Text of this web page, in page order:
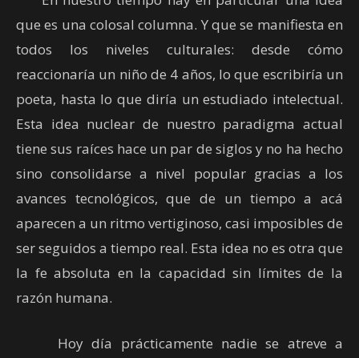
que es una colosal columna. Y que se manifiesta en
todos los niveles culturales: desde cómo
reaccionaría un niño de 4 años, lo que escribiría un
poeta, hasta lo que diría un estudiado intelectual.
Esta idea nuclear de nuestro paradigma actual
tiene sus raíces hace un par de siglos y no ha hecho
sino consolidarse a nivel popular gracias a los
avances tecnológicos, que de un tiempo a acá
aparecen a un ritmo vertiginoso, casi imposibles de
ser seguidos a tiempo real. Esta idea no es otra que
la fe absoluta en la capacidad sin límites de la
razón humana.
Hoy día prácticamente nadie se atreve a